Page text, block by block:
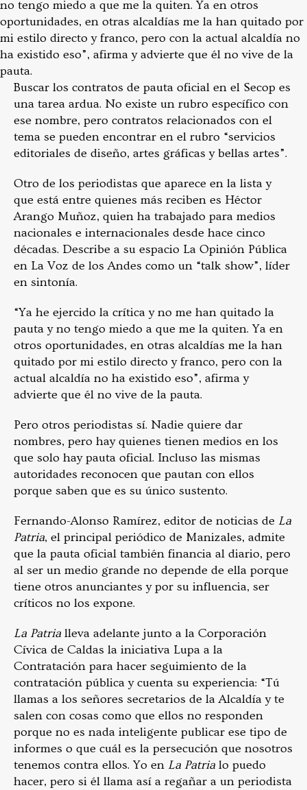
no tengo miedo a que me la quiten. Ya en otros
oportunidades, en otras alcaldías me la han quitado por
mi estilo directo y franco, pero con la actual alcaldía no
ha existido eso”, afirma y advierte que él no vive de la
pauta.
Buscar los contratos de pauta oficial en el Secop es
una tarea ardua. No existe un rubro específico con
ese nombre, pero contratos relacionados con el
tema se pueden encontrar en el rubro “servicios
editoriales de diseño, artes gráficas y bellas artes”.
Otro de los periodistas que aparece en la lista y
que está entre quienes más reciben es Héctor
Arango Muñoz, quien ha trabajado para medios
nacionales e internacionales desde hace cinco
décadas. Describe a su espacio La Opinión Pública
en La Voz de los Andes como un “talk show”, líder
en sintonía.
“Ya he ejercido la crítica y no me han quitado la
pauta y no tengo miedo a que me la quiten. Ya en
otros oportunidades, en otras alcaldías me la han
quitado por mi estilo directo y franco, pero con la
actual alcaldía no ha existido eso”, afirma y
advierte que él no vive de la pauta.
Pero otros periodistas sí. Nadie quiere dar
nombres, pero hay quienes tienen medios en los
que solo hay pauta oficial. Incluso las mismas
autoridades reconocen que pautan con ellos
porque saben que es su único sustento.
Fernando-Alonso Ramírez, editor de noticias de La
Patria, el principal periódico de Manizales, admite
que la pauta oficial también financia al diario, pero
al ser un medio grande no depende de ella porque
tiene otros anunciantes y por su influencia, ser
críticos no los expone.
La Patria lleva adelante junto a la Corporación
Cívica de Caldas la iniciativa Lupa a la
Contratación para hacer seguimiento de la
contratación pública y cuenta su experiencia: “Tú
llamas a los señores secretarios de la Alcaldía y te
salen con cosas como que ellos no responden
porque no es nada inteligente publicar ese tipo de
informes o que cuál es la persecución que nosotros
tenemos contra ellos. Yo en La Patria lo puedo
hacer, pero si él llama así a regañar a un periodista